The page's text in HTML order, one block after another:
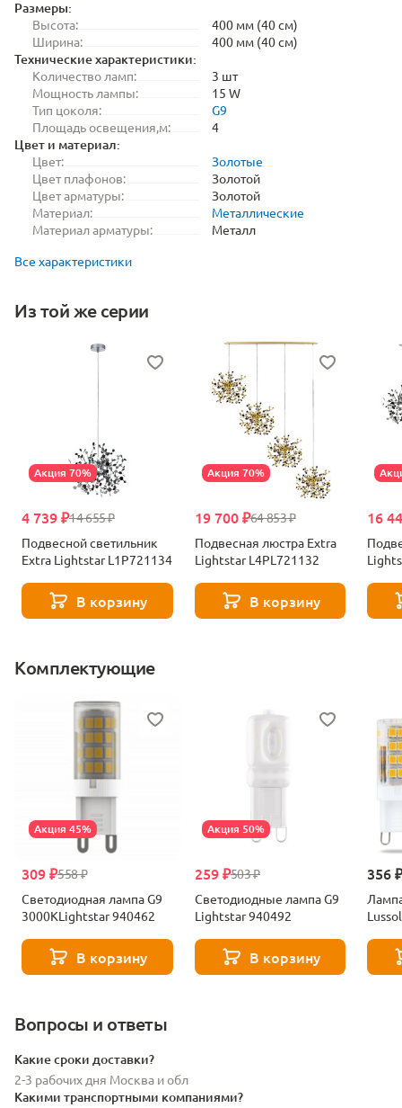
Размеры:
Высота:
400 мм (40 см)
Ширина:
400 мм (40 см)
Технические характеристики:
Количество ламп:
3 шт
Мощность лампы:
15 W
Тип цоколя:
G9
Площадь освещения,м:
4
Цвет и материал:
Цвет:
Золотые
Цвет плафонов:
Золотой
Цвет арматуры:
Золотой
Материал:
Металлические
Материал арматуры:
Металл
Все характеристики
Из той же серии
Акция 70%
14 655 ₽
4 739 ₽
Подвесной светильник
Extra Lightstar L1P721134
В корзину
Акция 70%
64 853 ₽
19 700 ₽
Подвесная люстра Extra
Lightstar L4PL721132
В корзину
16
Комплектующие
Акция 45%
558 ₽
309 ₽
Светодиодная лампа G9
3000KLightstar 940462
В корзину
Акция 50%
503 ₽
259 ₽
Светодиодные лампа G9
Lightstar 940492
В корзину
356
Вопросы и ответы
Какие сроки доставки?
2-3 рабочих дня Москва и обл
Какими транспортными компаниями?